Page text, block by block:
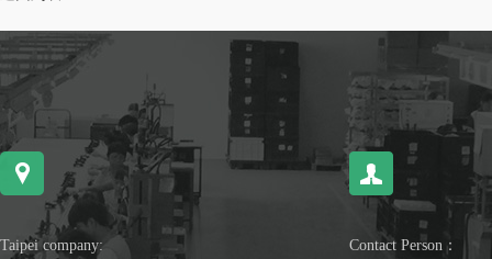
Taipei company: Contact Person：